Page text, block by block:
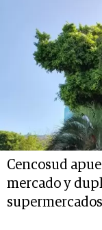
Cencosud
mercado y
supermercados